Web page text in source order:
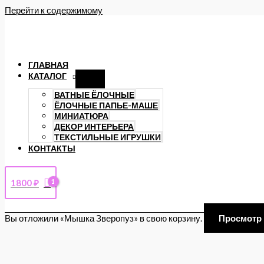
Перейти к содержимому
ГЛАВНАЯ
КАТАЛОГ
ВАТНЫЕ ЁЛОЧНЫЕ
ЁЛОЧНЫЕ ПАПЬЕ-МАШЕ
МИНИАТЮРА
ДЕКОР ИНТЕРЬЕРА
ТЕКСТИЛЬНЫЕ ИГРУШКИ
КОНТАКТЫ
1800₽
Вы отложили «Мышка Зверопуз» в свою корзину. Просмотр